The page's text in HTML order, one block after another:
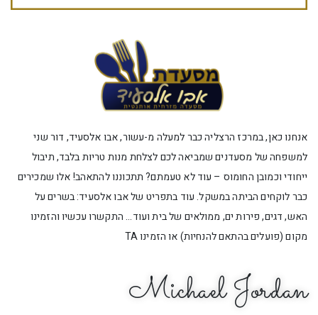
אנחנו כאן, במרכז הרצליה כבר למעלה מ-עשור, אבו אלסעיד, דור שני
למשפחה של מסעדנים שמביאה לכם לצלחת מנות טריות בלבד, תיבול
ייחודי וכמובן החומוס – עוד לא טעמתם? תתכוננו להתאהב! אלו שמכירים
כבר לוקחים הביתה במשקל. עוד בתפריט של אבו אלסעיד: בשרים על
האש, דגים, פירות ים, ממולאים של בית ועוד... התקשרו עכשיו והזמינו
מקום (פועלים בהתאם להנחיות) או הזמינו TA
Michael Jordan